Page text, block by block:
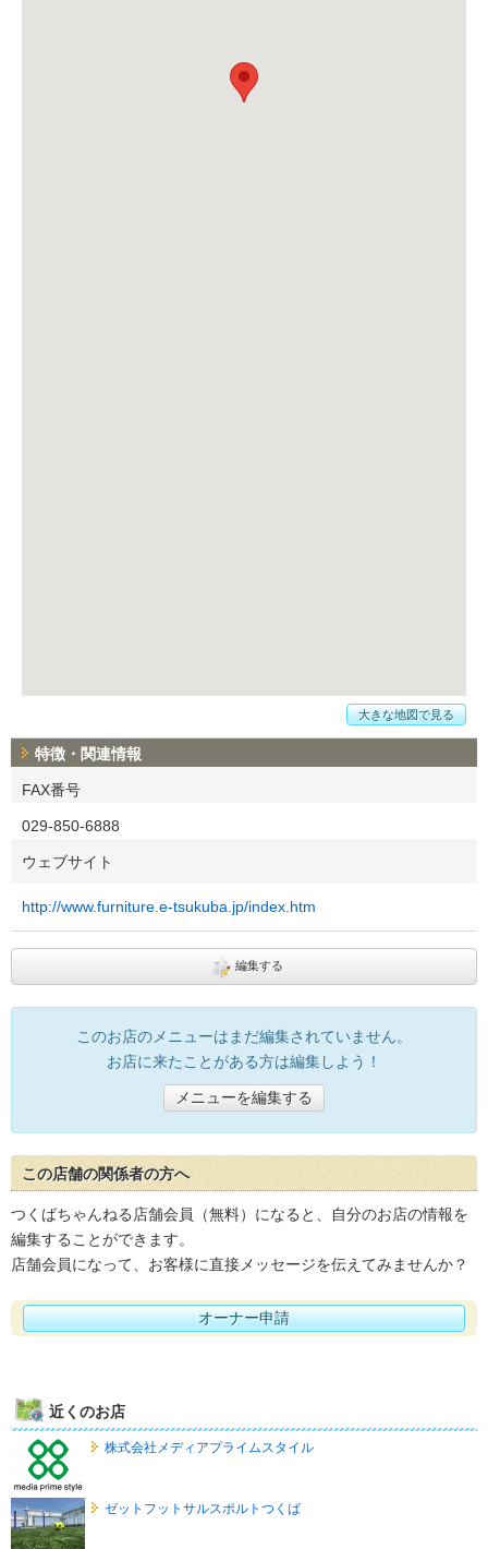
大きな地図で見る
特徴・関連情報
FAX番号
029-850-6888
ウェブサイト
http://www.furniture.e-tsukuba.jp/index.htm
編集する
このお店のメニューはまだ編集されていません。
お店に来たことがある方は編集しよう！
メニューを編集する
この店舗の関係者の方へ
つくばちゃんねる店舗会員（無料）になると、自分のお店の情報を
編集することができます。
店舗会員になって、お客様に直接メッセージを伝えてみませんか？
オーナー申請
近くのお店
株式会社メディアプライムスタイル
ゼットフットサルスポルトつくば